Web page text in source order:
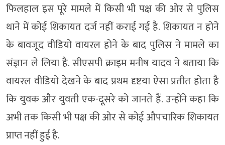
फिलहाल इस पूरे मामले में किसी भी पक्ष की ओर से पुलिस
थाने में कोई शिकायत दर्ज नहीं कराई गई है. शिकायत न होने
के बावजूद वीडियो वायरल होने के बाद पुलिस ने मामले का
संज्ञान ले लिया है. सीएसपी क्राइम मनीष यादव ने बताया कि
वायरल वीडियो देखने के बाद प्रथम दृष्टया ऐसा प्रतीत होता है
कि युवक और युवती एक-दूसरे को जानते हैं. उन्होंने कहा कि
अभी तक किसी भी पक्ष की ओर से कोई औपचारिक शिकायत
प्राप्त नहीं हुई है.